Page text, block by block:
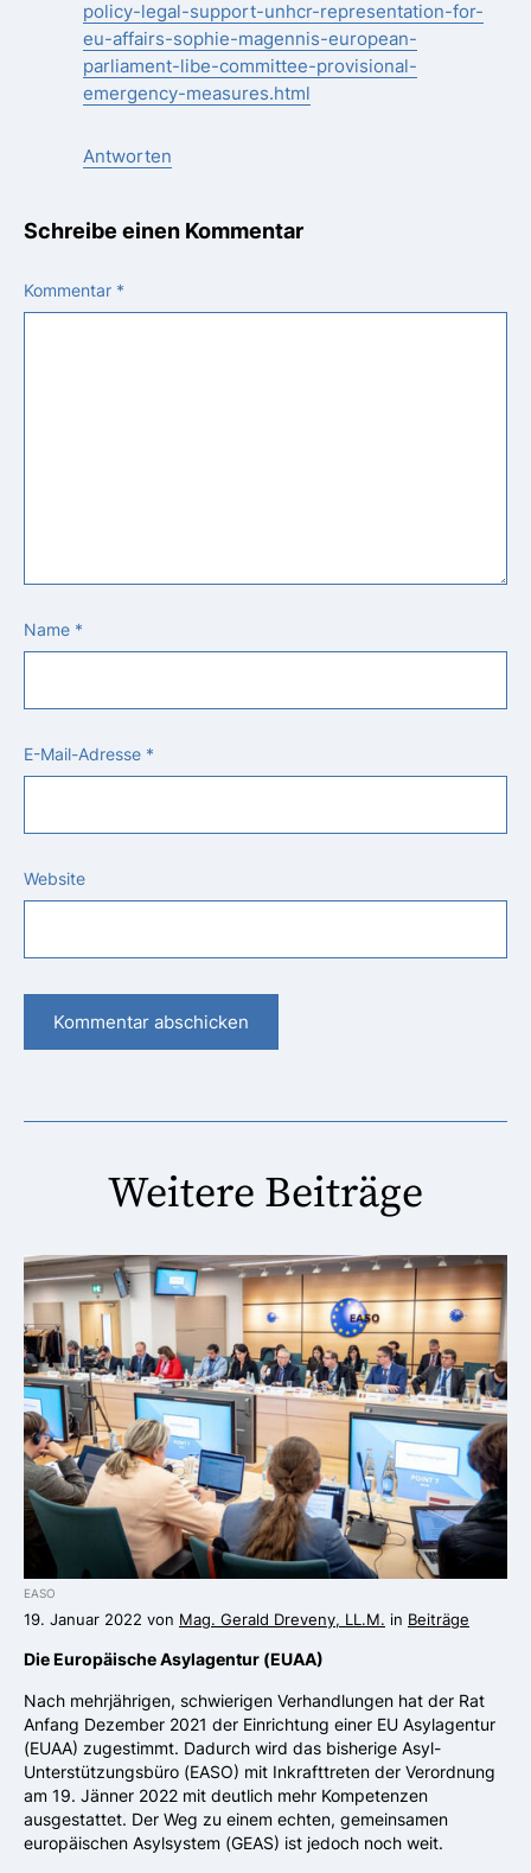
policy-legal-support-unhcr-representation-for-
eu-affairs-sophie-magennis-european-
parliament-libe-committee-provisional-
emergency-measures.html
Antworten
Schreibe einen Kommentar
Kommentar *
Name *
E-Mail-Adresse *
Website
Weitere Beiträge
EASO
19. Januar 2022 von Mag. Gerald Dreveny, LL.M. in Beiträge
Die Europäische Asylagentur (EUAA)
Nach mehrjährigen, schwierigen Verhandlungen hat der Rat
Anfang Dezember 2021 der Einrichtung einer EU Asylagentur
(EUAA) zugestimmt. Dadurch wird das bisherige Asyl-
Unterstützungsbüro (EASO) mit Inkrafttreten der Verordnung
am 19. Jänner 2022 mit deutlich mehr Kompetenzen
ausgestattet. Der Weg zu einem echten, gemeinsamen
europäischen Asylsystem (GEAS) ist jedoch noch weit.